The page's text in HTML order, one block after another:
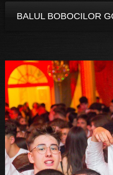
BALUL BOBOCILOR